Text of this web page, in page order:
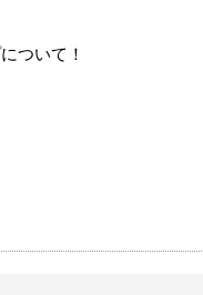
ついて！